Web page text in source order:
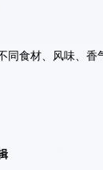
同食材、风味、香